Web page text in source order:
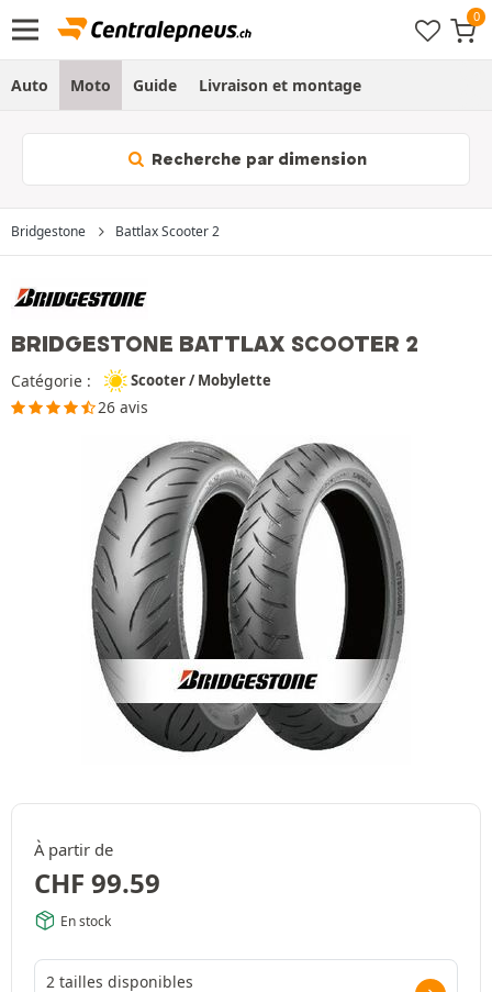
Auto Moto Guide Livraison et montage
Recherche par dimension
Bridgestone Battlax Scooter 2
BRIDGESTONE BATTLAX SCOOTER 2
Catégorie : Scooter / Mobylette
26 avis
À partir de
CHF 99.59
En stock
2 tailles disponibles